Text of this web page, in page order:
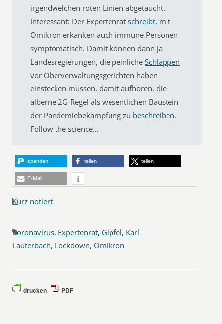
irgendwelchen roten Linien abgetaucht.
Interessant: Der Expertenratschreibt, mit
Omikron erkanken auch immune Personen
symptomatisch. Damit können dann ja
Landesregierungen, die peinlicheSchlappen
vor Oberverwaltungsgerichten haben
einstecken müssen, damit aufhören, die
alberne 2G-Regel als wesentlichen Baustein
der Pandemiebekämpfung zu beschreiben.
Follow the science…
spenden teilen teilen
E-Mail
Kurz notiert
Coronavirus, Expertenrat, Gipfel, Karl
Lauterbach, Lockdown, Omikron
drucken PDF